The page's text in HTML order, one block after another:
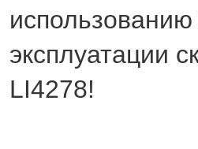
эксплуатации
LI4278!